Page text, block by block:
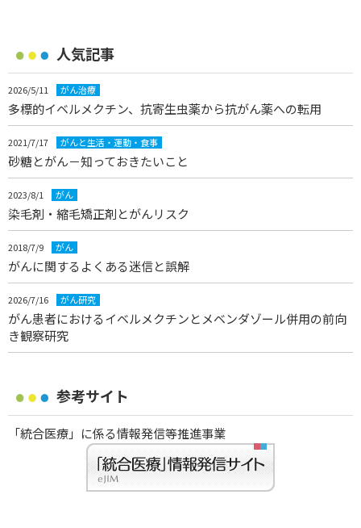
人気記事
2026/5/11 がん治療
多標的イベルメクチン、抗寄生虫薬から抗がん薬への転用
2021/7/17 がんと生活・運動・食事
砂糖とがん－知っておきたいこと
2023/8/1 がん
染毛剤・縮毛矯正剤とがんリスク
2018/7/9 がん
がんに関するよくある迷信と誤解
2026/7/16 がん研究
がん患者におけるイベルメクチンとメベンダゾール併用の前向
き観察研究
参考サイト
「統合医療」に係る情報発信等推進事業